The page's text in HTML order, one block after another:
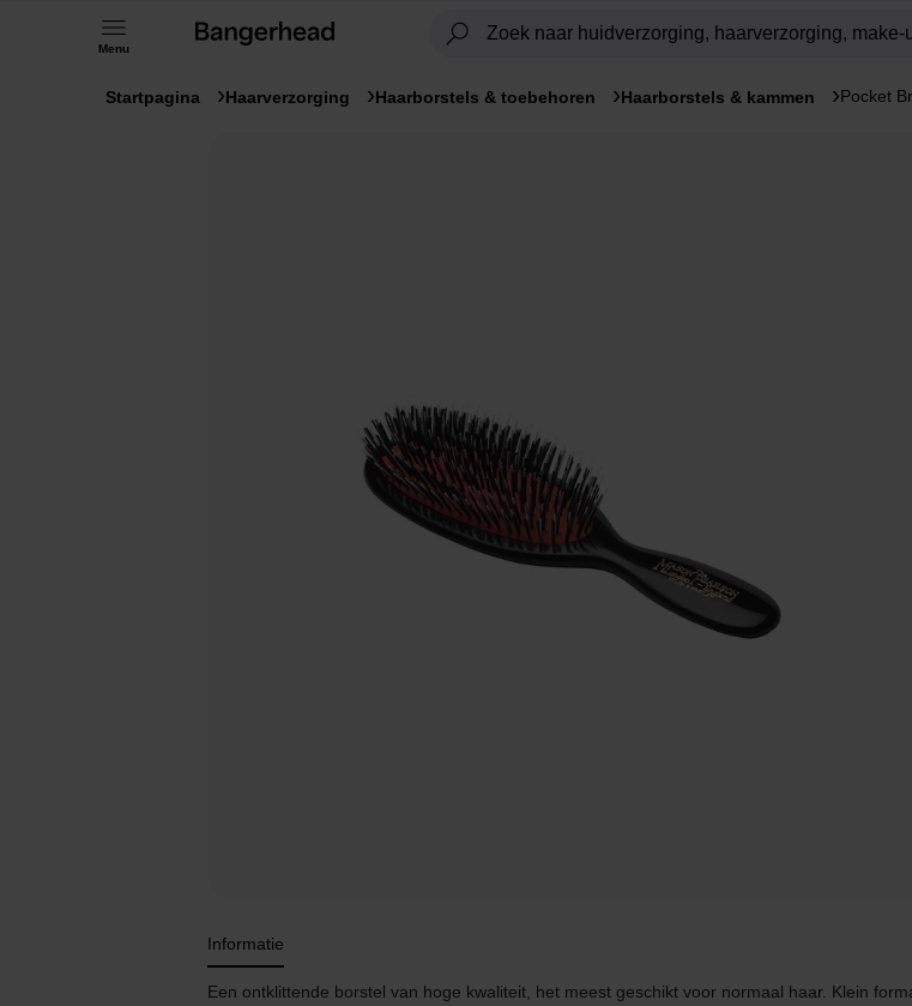
Menu
Startpagina Haarverzorging Haarborstels & toebehoren Haarborstels & kammen Pocket
Informatie
Een ontklittende borstel van hoge kwaliteit, het meest geschikt voor normaal haar. Klein